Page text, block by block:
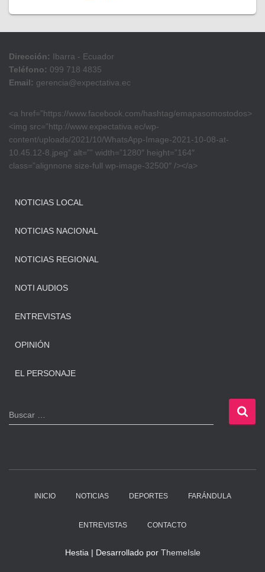
Dirección: Ibarra - Ecuador
Teléfono: 099 718 4835
Email: gerencia@expectativa.ec
<a href=”https://www.facebook.com/hashtag/emapasomostodos>
<img src=”http://www.expectativa.ec/wp-
content/uploads/2021/10/WhatsApp-Image-2021-10-08-at-
10.45.12-8.jpeg” alt=”” width=”1280″ height=”164″
class=”alignnone size-full wp-image-32500″ /></a>
NOTICIAS LOCAL
NOTICIAS NACIONAL
NOTICIAS REGIONAL
NOTI AUDIOS
ENTREVISTAS
OPINIÓN
EL PERSONAJE
B
u
Buscar …
INICIO NOTICIAS DEPORTES FARÁNDULA
ENTREVISTAS CONTACTO
Hestia | Desarrollado por ThemeIsle